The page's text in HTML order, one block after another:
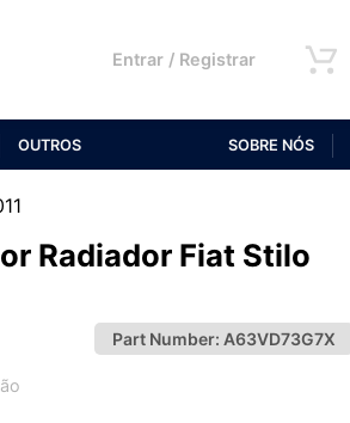
Entrar / Registrar
OUTROS SOBRE NÓS
Radiador Fiat Stilo
Part Number: A63VD73G7X